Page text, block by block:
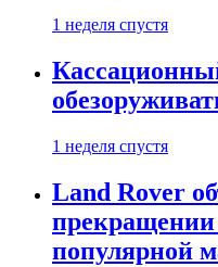
1 неделя спустя
1 неделя спустя
Land Rover
прекращении
популярной